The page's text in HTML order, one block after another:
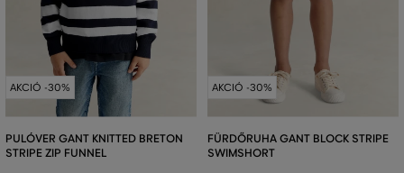
AKCIÓ -30%
PULÓVER GANT KNITTED BRETON
STRIPE ZIP FUNNEL
AKCIÓ -30%
FÜRDŐRUHA GANT BLOCK STRIPE
SWIMSHORT